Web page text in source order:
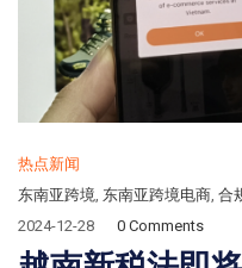
热点新闻
东南亚跨境, 东南亚跨境电商, 合
2024-12-28
0 Comments